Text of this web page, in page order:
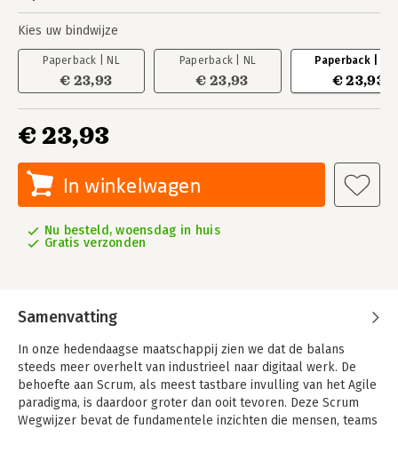
Kies uw bindwijze
Paperback | NL
€ 23,93
Paperback | NL
€ 23,93
Paperback | NL
€ 23,93
€ 23,93
In winkelwagen
Nu besteld, woensdag in huis
Gratis verzonden
Samenvatting
In onze hedendaagse maatschappij zien we dat de balans
steeds meer overhelt van industrieel naar digitaal werk. De
behoefte aan Scrum, als meest tastbare invulling van het Agile
paradigma, is daardoor groter dan ooit tevoren. Deze Scrum
Wegwijzer bevat de fundamentele inzichten die mensen, teams